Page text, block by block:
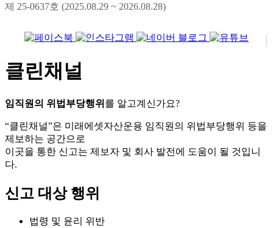
제 25-0637호 (2025.08.29 ~ 2026.08.28)
클린채널
임직원의 위법부당행위 를 알고계신가요?
“클린채널”은 미래에셋자산운용 임직원의 위법부당행위 등을
제보하는 공간으로
이곳을 통한 신고는 제보자 및 회사 발전에 도움이 될 것입니
다.
신고 대상 행위
법령 및 윤리 위반